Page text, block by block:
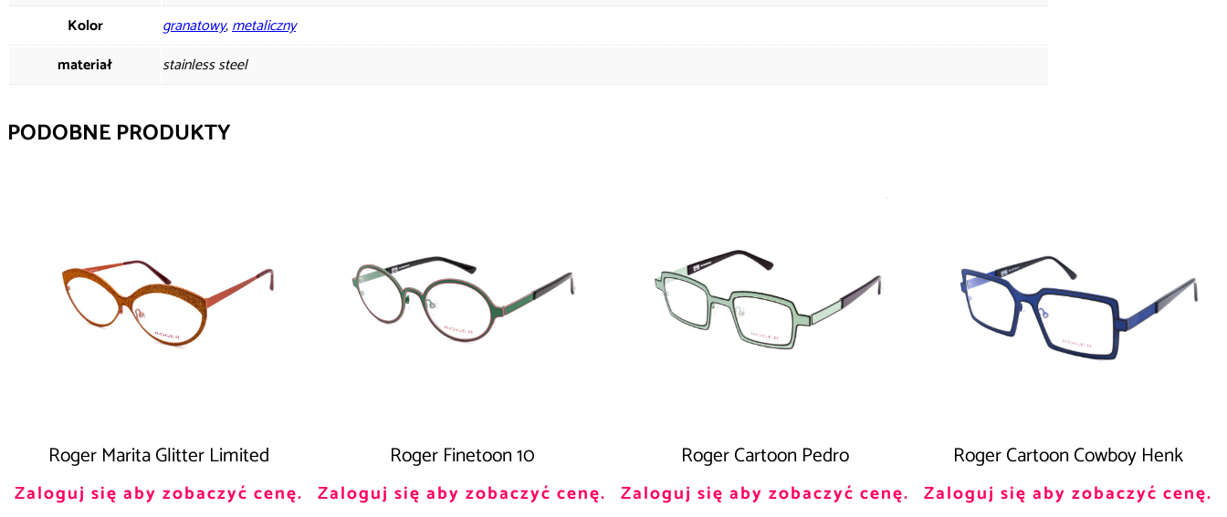
Kolor
granatowy,metaliczny
materiał
stainless steel
PODOBNE PRODUKTY
Roger Marita Glitter Limited
Zaloguj się aby zobaczyć cenę.
Roger Finetoon 10
Zaloguj się aby zobaczyć cenę.
Roger Cartoon Pedro
Zaloguj się aby zobaczyć cenę.
Roger Cartoon Cowboy Henk
Zaloguj się aby zobaczyć cenę.